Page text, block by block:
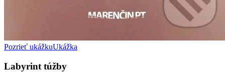
Pozrieť ukážkuUkážka
Labyrint túžby